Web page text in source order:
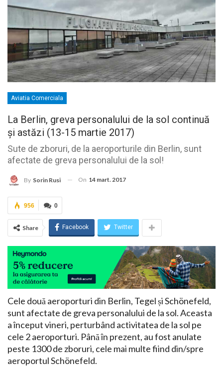
Aviatia Comerciala
La Berlin, greva personalului de la sol continuă
și astăzi (13-15 martie 2017)
Sute de zboruri, de la aeroporturile din Berlin, sunt
afectate de greva personalului de la sol!
By Sorin Rusi On 14 mart. 2017
0
956
Share Facebook Twitter
Cele două aeroporturi din Berlin, Tegel și Schönefeld,
sunt afectate de greva personalului de la sol. Aceasta
a început vineri, perturbând activitatea de la sol pe
cele 2 aeroporturi. Până în prezent, au fost anulate
peste 1300 de zboruri, cele mai multe fiind din/spre
aeroportul Schönefeld.